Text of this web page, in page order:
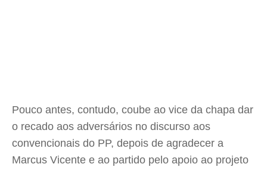
Pouco antes, contudo, coube ao vice da chapa dar
o recado aos adversários no discurso aos
convencionais do PP, depois de agradecer a
Marcus Vicente e ao partido pelo apoio ao projeto